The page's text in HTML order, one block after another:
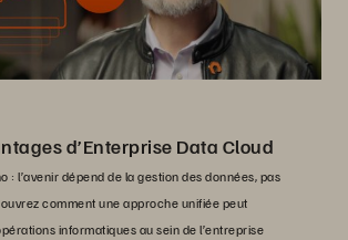
d’Enterprise Data Cloud
: l’avenir dépend de la gestion des données, pas
comment une approche unifiée peut
informatiques au sein de l’entreprise